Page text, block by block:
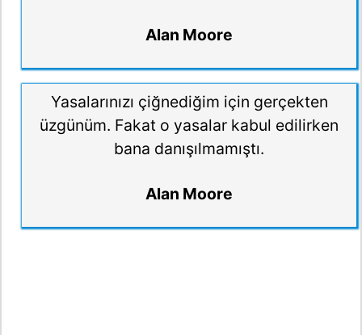
Alan Moore
Yasalarınızı çiğnediğim için gerçekten
üzgünüm. Fakat o yasalar kabul edilirken
bana danışılmamıştı.
Alan Moore